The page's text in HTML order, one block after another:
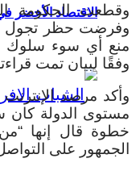
الاقتصاد الأخضر
وقطعت الحكومة
وفرضت حظر تجول
منع أي سوء سلوك
وفقًا لبيان تمت
مستوى الدولة كان
خطوة قال إنها
الجمهور على